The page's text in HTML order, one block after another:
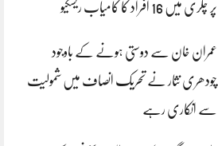
پر چکری میں 16 افراد کا کامیاب ریسکیو
عمران خان سے دوستی ہونے کے باوجود
چودھری نثار نے تحریک انصاف میں شمولیت
سے انکاری رہے